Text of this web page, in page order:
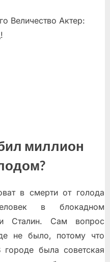
Величество Актер:
миллион
в смерти от голода
в блокадном
Сталин. Сам вопрос
не было, потому что
была советская